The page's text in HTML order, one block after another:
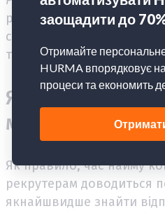
розв'язувати конфліктні
стратегії посередництва
та співпрацю в команді.
Як провести
менеджером з
Як правило, час найму
рекрутерам доводиться
якнайшвидше знайти